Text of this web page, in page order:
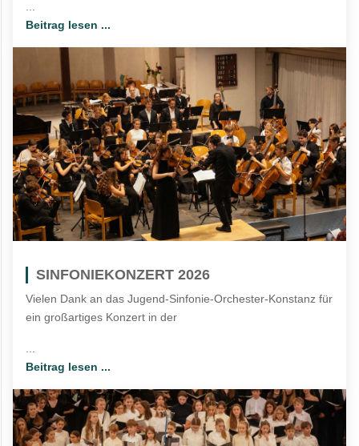
Beitrag lesen ...
SINFONIEKONZERT 2026
Vielen Dank an das Jugend-Sinfonie-Orchester-Konstanz für
ein großartiges Konzert in der
Beitrag lesen ...